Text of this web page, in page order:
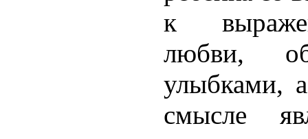
к
любви,
улыбками,
смысле